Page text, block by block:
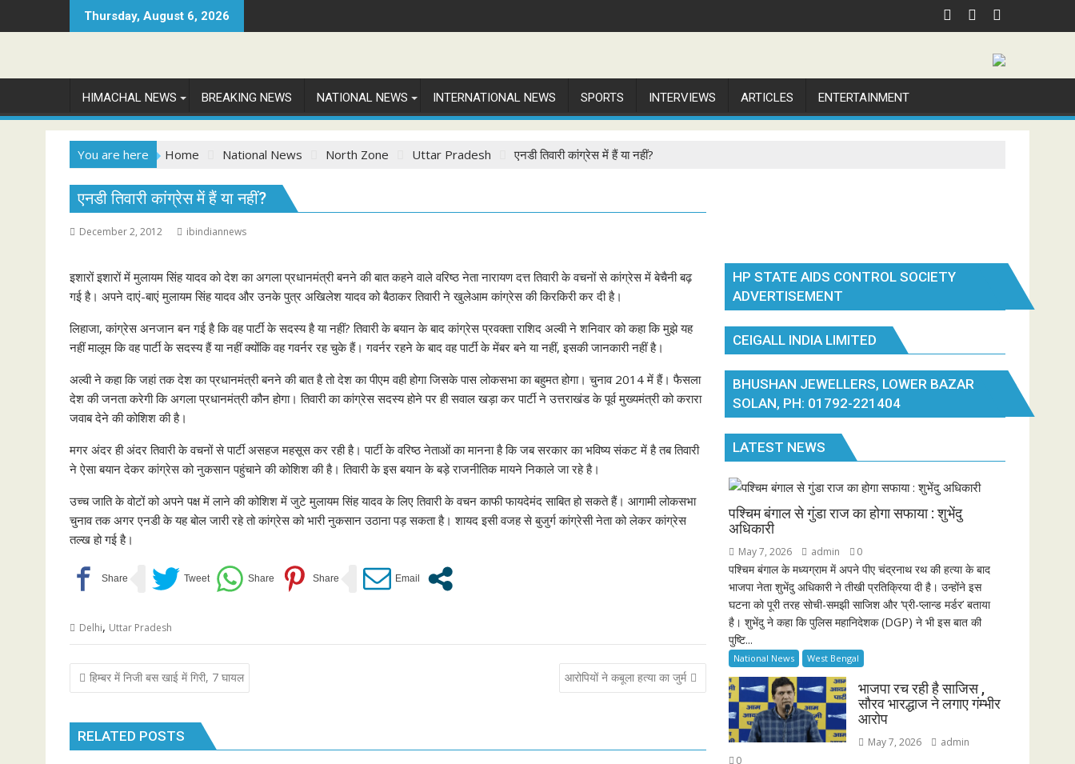
to
Thursday, August 6, 2026
HIMACHAL NEWS BREAKING NEWS NATIONAL NEWS INTERNATIONAL NEWS SPORTS INTERVIEWS ARTICLES ENTERTAINMENT
You are here Home National News North Zone Uttar Pradesh एनडी तिवारी कांग्रेस में हैं या नहीं?
एनडी तिवारी कांग्रेस में हैं या नहीं?
December 2, 2012 ibindiannews
इशारों इशारों में मुलायम सिंह यादव को देश का अगला प्रधानमंत्री बनने की बात कहने वाले वरिष्ठ नेता नारायण दत्त तिवारी के वचनों से कांग्रेस में बेचैनी बढ़
गई है। अपने दाएं-बाएं मुलायम सिंह यादव और उनके पुत्र अखिलेश यादव को बैठाकर तिवारी ने खुलेआम कांग्रेस की किरकिरी कर दी है।
लिहाजा, कांग्रेस अनजान बन गई है कि वह पार्टी के सदस्य है या नहीं? तिवारी के बयान के बाद कांग्रेस प्रवक्ता राशिद अल्वी ने शनिवार को कहा कि मुझे यह
नहीं मालूम कि वह पार्टी के सदस्य हैं या नहीं क्योंकि वह गवर्नर रह चुके हैं। गवर्नर रहने के बाद वह पार्टी के मेंबर बने या नहीं, इसकी जानकारी नहीं है।
अल्वी ने कहा कि जहां तक देश का प्रधानमंत्री बनने की बात है तो देश का पीएम वही होगा जिसके पास लोकसभा का बहुमत होगा। चुनाव 2014 में हैं। फैसला
देश की जनता करेगी कि अगला प्रधानमंत्री कौन होगा। तिवारी का कांग्रेस सदस्य होने पर ही सवाल खड़ा कर पार्टी ने उत्तराखंड के पूर्व मुख्यमंत्री को करारा
जवाब देने की कोशिश की है।
मगर अंदर ही अंदर तिवारी के वचनों से पार्टी असहज महसूस कर रही है। पार्टी के वरिष्ठ नेताओं का मानना है कि जब सरकार का भविष्य संकट में है तब तिवारी
ने ऐसा बयान देकर कांग्रेस को नुकसान पहुंचाने की कोशिश की है। तिवारी के इस बयान के बड़े राजनीतिक मायने निकाले जा रहे है।
उच्च जाति के वोटों को अपने पक्ष में लाने की कोशिश में जुटे मुलायम सिंह यादव के लिए तिवारी के वचन काफी फायदेमंद साबित हो सकते हैं। आगामी लोकसभा
चुनाव तक अगर एनडी के यह बोल जारी रहे तो कांग्रेस को भारी नुकसान उठाना पड़ सकता है। शायद इसी वजह से बुजुर्ग कांग्रेसी नेता को लेकर कांग्रेस
तल्ख हो गई है।
Delhi, Uttar Pradesh
Post
navigation
हिम्बर में निजी बस खाई में गिरी, 7 घायल आरोपियों ने कबूला हत्या का जुर्म
RELATED POSTS
HP STATE AIDS CONTROL SOCIETY
ADVERTISEMENT
CEIGALL INDIA LIMITED
BHUSHAN JEWELLERS, LOWER BAZAR
SOLAN, PH: 01792-221404
LATEST NEWS
पश्चिम बंगाल से गुंडा राज का होगा सफाया : शुभेंदु
अधिकारी
May 7, 2026 admin 0
पश्चिम बंगाल के मध्यग्राम में अपने पीए चंद्रनाथ रथ की हत्या के बाद
भाजपा नेता शुभेंदु अधिकारी ने तीखी प्रतिक्रिया दी है। उन्होंने इस
घटना को पूरी तरह सोची-समझी साजिश और ‘प्री-प्लान्ड मर्डर’ बताया
है। शुभेंदु ने कहा कि पुलिस महानिदेशक (DGP) ने भी इस बात की
पुष्टि...
National News West Bengal
भाजपा रच रही है साजिस ,
सौरव भारद्धाज ने लगाए गंम्भीर
आरोप
May 7, 2026
admin
0